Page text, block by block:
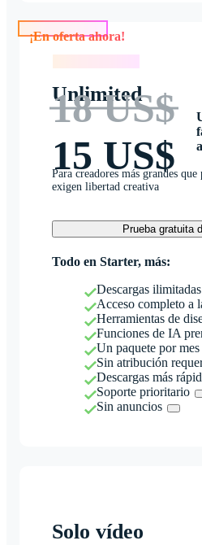
Unlimited
18 US$
15 US$
Para creadores más grandes
exigen libertad creativa
Prueba gratuita
Todo en Starter, más:
Descargas ilimitadas
Acceso completo a
Herramientas de
Funciones de IA
Un paquete por mes
Sin atribución
Descargas más
Soporte prioritario
Sin anuncios
Solo vídeo